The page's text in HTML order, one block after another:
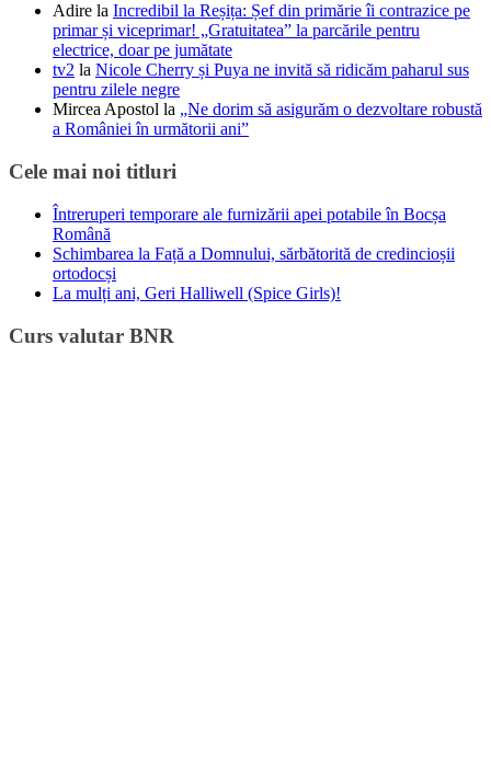
Adire la Incredibil la Reșița: Șef din primărie îi contrazice pe
primar și viceprimar! „Gratuitatea” la parcările pentru
electrice, doar pe jumătate
tv2 la Nicole Cherry și Puya ne invită să ridicăm paharul sus
pentru zilele negre
Mircea Apostol la „Ne dorim să asigurăm o dezvoltare robustă
a României în următorii ani”
Cele mai noi titluri
Întreruperi temporare ale furnizării apei potabile în Bocșa
Română
Schimbarea la Față a Domnului, sărbătorită de credincioșii
ortodocși
La mulți ani, Geri Halliwell (Spice Girls)!
Curs valutar BNR